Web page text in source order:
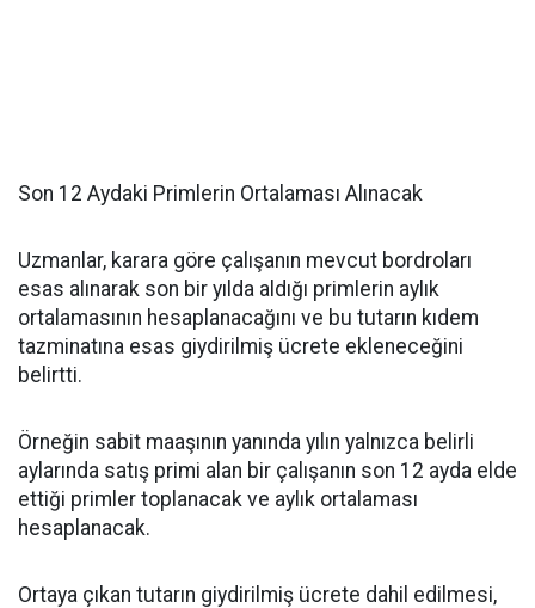
Son 12 Aydaki Primlerin Ortalaması Alınacak
Uzmanlar, karara göre çalışanın mevcut bordroları
esas alınarak son bir yılda aldığı primlerin aylık
ortalamasının hesaplanacağını ve bu tutarın kıdem
tazminatına esas giydirilmiş ücrete ekleneceğini
belirtti.
Örneğin sabit maaşının yanında yılın yalnızca belirli
aylarında satış primi alan bir çalışanın son 12 ayda elde
ettiği primler toplanacak ve aylık ortalaması
hesaplanacak.
Ortaya çıkan tutarın giydirilmiş ücrete dahil edilmesi,